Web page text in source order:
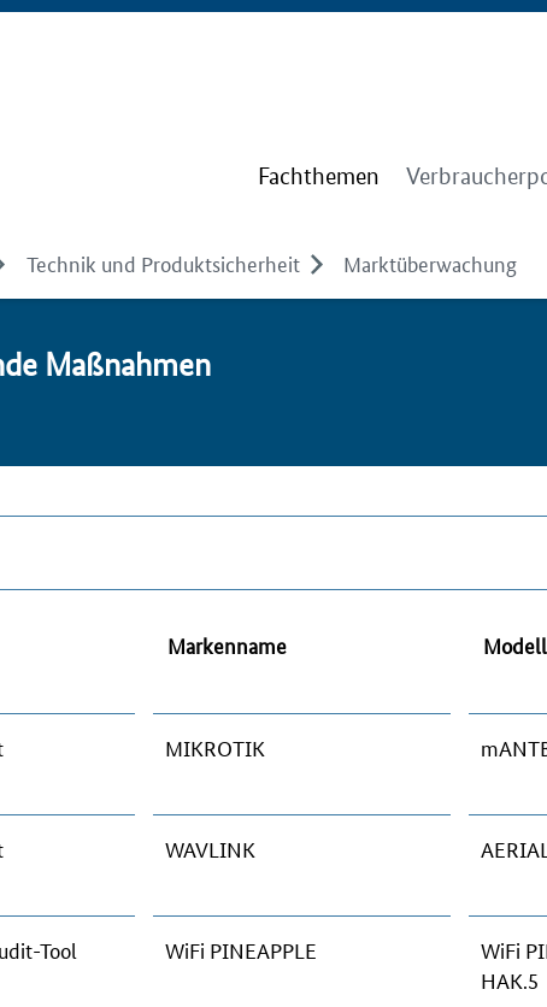
Fachthemen
Technik und Produktsicherheit Marktüberwachung
Maß­nah­men
Markenname Modell
MIKROTIK
WAVLINK
Tool WiFi PINEAPPLE
WiFi
HAK.5